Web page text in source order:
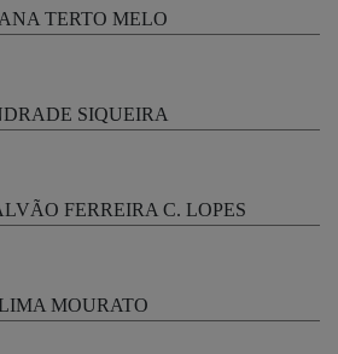
TERTO MELO
SIQUEIRA
FERREIRA C. LOPES
MOURATO